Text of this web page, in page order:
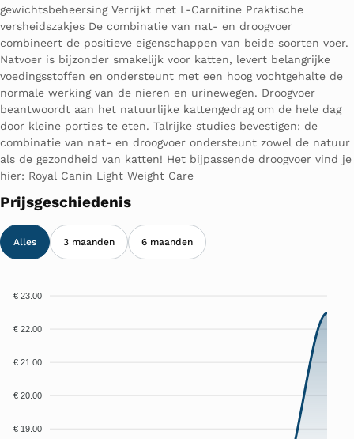
gewichtsbeheersing Verrijkt met L-Carnitine Praktische
versheidszakjes De combinatie van nat- en droogvoer
combineert de positieve eigenschappen van beide soorten voer.
Natvoer is bijzonder smakelijk voor katten, levert belangrijke
voedingsstoffen en ondersteunt met een hoog vochtgehalte de
normale werking van de nieren en urinewegen. Droogvoer
beantwoordt aan het natuurlijke kattengedrag om de hele dag
door kleine porties te eten. Talrijke studies bevestigen: de
combinatie van nat- en droogvoer ondersteunt zowel de natuur
als de gezondheid van katten! Het bijpassende droogvoer vind je
hier: Royal Canin Light Weight Care
Prijsgeschiedenis
Alles 3 maanden 6 maanden
€ 23.00
€ 22.00
€ 21.00
€ 20.00
€ 19.00